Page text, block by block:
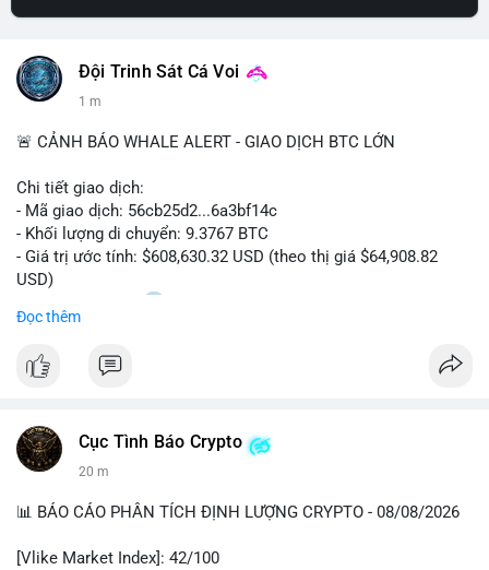
Đội Trinh Sát Cá Voi
1 m
🚨 CẢNH BÁO WHALE ALERT - GIAO DỊCH BTC LỚN
Chi tiết giao dịch:
- Mã giao dịch: 56cb25d2...6a3bf14c
- Khối lượng di chuyển: 9.3767 BTC
- Giá trị ước tính: $608,630.32 USD (theo thị giá $64,908.82
USD)
- Thời gian: 02:20
Nhận định phân tích:
Giao dịch gần 610 nghìn USD được thực hiện trong khung giờ
bình lớn này, khả năng cao là cá voi đang tái phân bổ tài sản
giữa các ví nóng hoặc chuyển sang ví lạnh để tích lũy dài hạn,
vào sàn giao dịch tập trung trong các khối tiếp theo, áp lực
cơ ngắn hạn.
Đọc thêm
Cục Tình Báo Crypto
20 m
📊 BÁO CÁO PHÂN TÍCH ĐỊNH LƯỢNG CRYPTO - 08/08/2026
[Vlike Market Index]: 42/100